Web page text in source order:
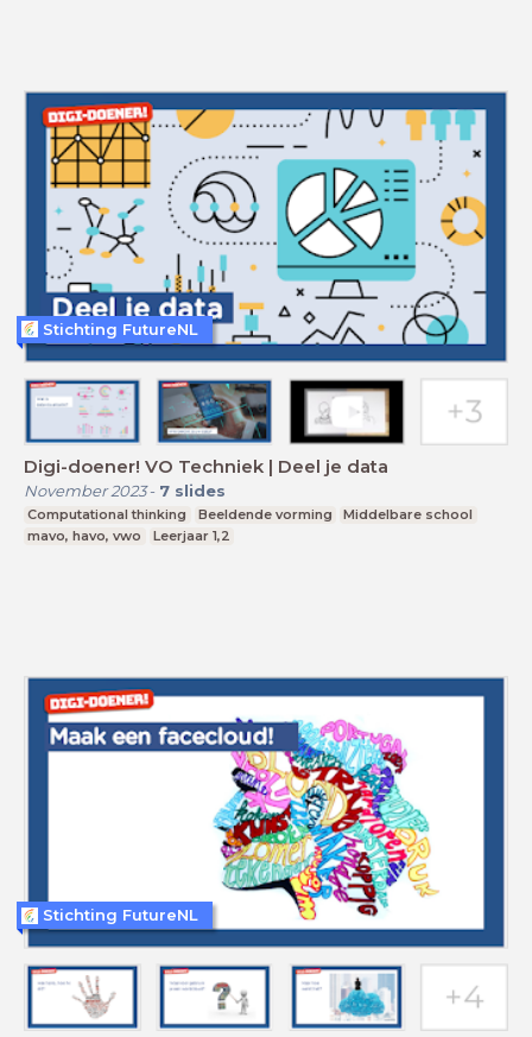
Digi-doener! VO Techniek | Deel je data
November 2023- 7 slides
Computational thinking Beeldende vorming
Middelbare school
mavo, havo, vwo
Leerjaar 1,2
Stichting FutureNL
Stichting FutureNL